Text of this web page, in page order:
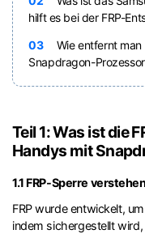
hilft es bei der FRP-
03
Wie entfernt
Snapdragon-
Teil 1: Was ist die
Handys mit
1.1 FRP-Sperre verstehen
FRP wurde entwickelt,
indem sichergestellt